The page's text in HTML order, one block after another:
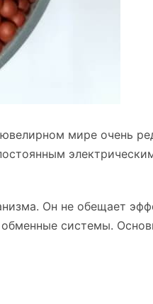
мире очень
Он не обещает
обменные системы.